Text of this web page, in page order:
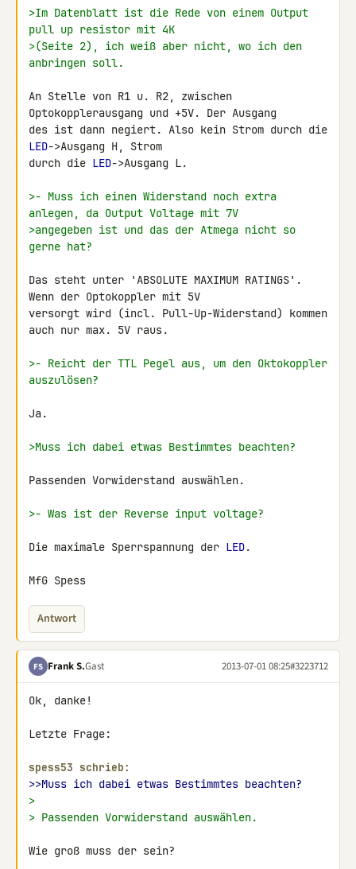
>Im Datenblatt ist die Rede von einem Output
pull up resistor mit 4K
>(Seite 2), ich weiß aber nicht, wo ich den
anbringen soll.
An Stelle von R1 u. R2, zwischen
Optokopplerausgang und +5V. Der Ausgang
LED->Ausgang H, Strom
durch die LED->Ausgang L.
>- Muss ich einen Widerstand noch extra
anlegen, da Output Voltage mit 7V
>angegeben ist und das der Atmega nicht so
gerne hat?
Das steht unter 'ABSOLUTE MAXIMUM RATINGS'.
Wenn der Optokoppler mit 5V
versorgt wird (incl. Pull-Up-Widerstand) kommen
auch nur max. 5V raus.
>- Reicht der TTL Pegel aus, um den Oktokoppler
auszulösen?
Ja.
>Muss ich dabei etwas Bestimmtes beachten?
Passenden Vorwiderstand auswählen.
>- Was ist der Reverse input voltage?
Die maximale Sperrspannung der LED.
MfG Spess
Antwort
FS Frank S.Gast 2013-07-01 08:25#3223712
Ok, danke!
Letzte Frage:
spess53 schrieb:
>>Muss ich dabei etwas Bestimmtes beachten?
>
> Passenden Vorwiderstand auswählen.
Wie groß muss der sein?